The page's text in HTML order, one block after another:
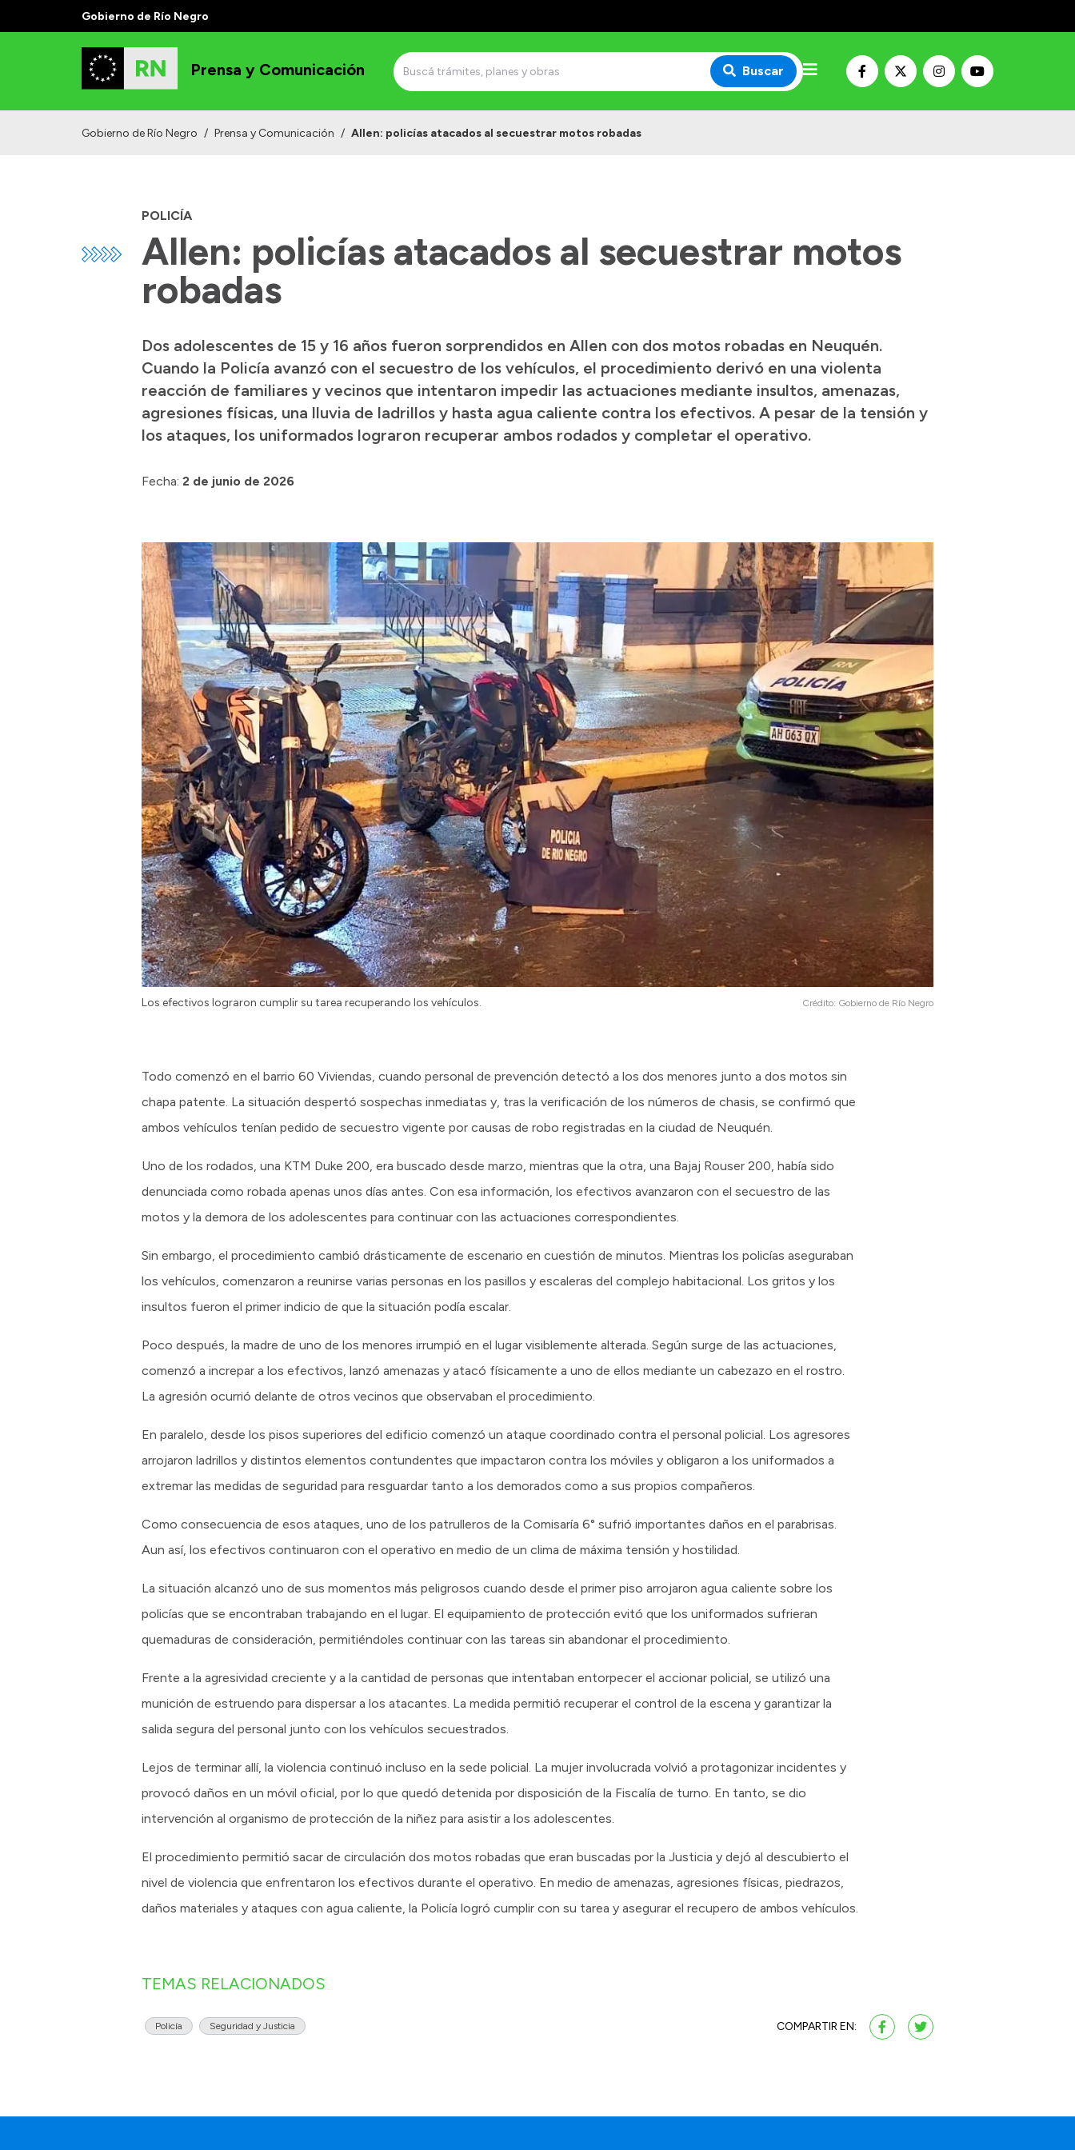
Gobierno de Río Negro
Prensa y Comunicación Buscar
Gobierno de Río Negro / Prensa y Comunicación / Allen: policías atacados al secuestrar motos robadas
POLICÍA
Allen: policías atacados al secuestrar motos
robadas
Dos adolescentes de 15 y 16 años fueron sorprendidos en Allen con dos motos robadas en Neuquén.
Cuando la Policía avanzó con el secuestro de los vehículos, el procedimiento derivó en una violenta
reacción de familiares y vecinos que intentaron impedir las actuaciones mediante insultos, amenazas,
agresiones físicas, una lluvia de ladrillos y hasta agua caliente contra los efectivos. A pesar de la tensión y
los ataques, los uniformados lograron recuperar ambos rodados y completar el operativo.
Fecha: 2 de junio de 2026
Los efectivos lograron cumplir su tarea recuperando los vehículos. Crédito: Gobierno de Río Negro
Todo comenzó en el barrio 60 Viviendas, cuando personal de prevención detectó a los dos menores junto a dos motos sin
chapa patente. La situación despertó sospechas inmediatas y, tras la verificación de los números de chasis, se confirmó que
ambos vehículos tenían pedido de secuestro vigente por causas de robo registradas en la ciudad de Neuquén.
Uno de los rodados, una KTM Duke 200, era buscado desde marzo, mientras que la otra, una Bajaj Rouser 200, había sido
denunciada como robada apenas unos días antes. Con esa información, los efectivos avanzaron con el secuestro de las
motos y la demora de los adolescentes para continuar con las actuaciones correspondientes.
Sin embargo, el procedimiento cambió drásticamente de escenario en cuestión de minutos. Mientras los policías aseguraban
los vehículos, comenzaron a reunirse varias personas en los pasillos y escaleras del complejo habitacional. Los gritos y los
insultos fueron el primer indicio de que la situación podía escalar.
Poco después, la madre de uno de los menores irrumpió en el lugar visiblemente alterada. Según surge de las actuaciones,
comenzó a increpar a los efectivos, lanzó amenazas y atacó físicamente a uno de ellos mediante un cabezazo en el rostro.
La agresión ocurrió delante de otros vecinos que observaban el procedimiento.
En paralelo, desde los pisos superiores del edificio comenzó un ataque coordinado contra el personal policial. Los agresores
arrojaron ladrillos y distintos elementos contundentes que impactaron contra los móviles y obligaron a los uniformados a
extremar las medidas de seguridad para resguardar tanto a los demorados como a sus propios compañeros.
Como consecuencia de esos ataques, uno de los patrulleros de la Comisaría 6° sufrió importantes daños en el parabrisas.
Aun así, los efectivos continuaron con el operativo en medio de un clima de máxima tensión y hostilidad.
La situación alcanzó uno de sus momentos más peligrosos cuando desde el primer piso arrojaron agua caliente sobre los
policías que se encontraban trabajando en el lugar. El equipamiento de protección evitó que los uniformados sufrieran
quemaduras de consideración, permitiéndoles continuar con las tareas sin abandonar el procedimiento.
Frente a la agresividad creciente y a la cantidad de personas que intentaban entorpecer el accionar policial, se utilizó una
munición de estruendo para dispersar a los atacantes. La medida permitió recuperar el control de la escena y garantizar la
salida segura del personal junto con los vehículos secuestrados.
Lejos de terminar allí, la violencia continuó incluso en la sede policial. La mujer involucrada volvió a protagonizar incidentes y
provocó daños en un móvil oficial, por lo que quedó detenida por disposición de la Fiscalía de turno. En tanto, se dio
intervención al organismo de protección de la niñez para asistir a los adolescentes.
El procedimiento permitió sacar de circulación dos motos robadas que eran buscadas por la Justicia y dejó al descubierto el
nivel de violencia que enfrentaron los efectivos durante el operativo. En medio de amenazas, agresiones físicas, piedrazos,
daños materiales y ataques con agua caliente, la Policía logró cumplir con su tarea y asegurar el recupero de ambos vehículos.
TEMAS RELACIONADOS
Policía Seguridad y Justicia COMPARTIR EN: